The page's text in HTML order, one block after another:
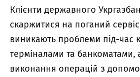
Клієнти державного
скаржитися на поганий
виникають проблеми під-час
терміналами та банкоматами,
виконання операцій з